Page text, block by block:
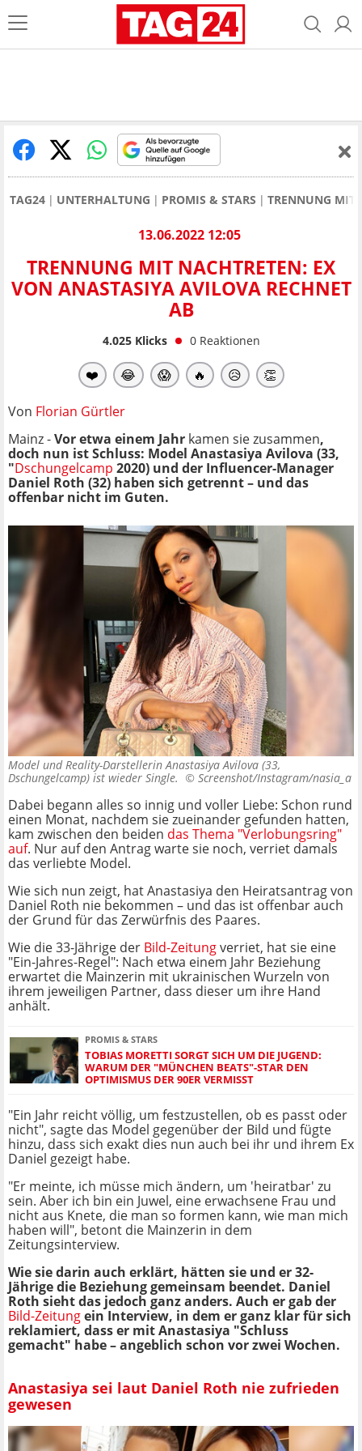
TAG24 UNTERHALTUNG PROMIS & STARS TRENNUNG MIT
13.06.2022 12:05
TRENNUNG MIT NACHTRETEN: EX
VON ANASTASIYA AVILOVA RECHNET
AB
4.025Klicks 0 Reaktionen
❤️ 😂 😱 🔥 😥 👏
Von Florian Gürtler
Mainz -Vor etwa einem Jahr kamen sie zusammen,
doch nun ist Schluss: Model Anastasiya Avilova (33,
"Dschungelcamp 2020) und der Influencer-Manager
Daniel Roth (32) haben sich getrennt – und das
offenbar nicht im Guten.
Model und Reality-Darstellerin Anastasiya Avilova (33,
Dschungelcamp) ist wieder Single. © Screenshot/Instagram/nasia_a
Dabei begann alles so innig und voller Liebe: Schon rund
einen Monat, nachdem sie zueinander gefunden hatten,
kam zwischen den beiden das Thema "Verlobungsring"
auf. Nur auf den Antrag warte sie noch, verriet damals
das verliebte Model.
Wie sich nun zeigt, hat Anastasiya den Heiratsantrag von
Daniel Roth nie bekommen – und das ist offenbar auch
der Grund für das Zerwürfnis des Paares.
Wie die 33-Jährige der Bild-Zeitungverriet, hat sie eine
"Ein-Jahres-Regel": Nach etwa einem Jahr Beziehung
erwartet die Mainzerin mit ukrainischen Wurzeln von
ihrem jeweiligen Partner, dass dieser um ihre Hand
anhält.
PROMIS & STARS
TOBIAS MORETTI SORGT SICH UM DIE JUGEND:
WARUM DER "MÜNCHEN BEATS"-STAR DEN
OPTIMISMUS DER 90ER VERMISST
"Ein Jahr reicht völlig, um festzustellen, ob es passt oder
nicht", sagte das Model gegenüber der Bild und fügte
hinzu, dass sich exakt dies nun auch bei ihr und ihrem Ex
Daniel gezeigt habe.
"Er meinte, ich müsse mich ändern, um 'heiratbar' zu
sein. Aber ich bin ein Juwel, eine erwachsene Frau und
nicht aus Knete, die man so formen kann, wie man mich
haben will", betont die Mainzerin in dem
Zeitungsinterview.
Wie sie darin auch erklärt, hätten sie und er 32-
Jährige die Beziehung gemeinsam beendet. Daniel
Roth sieht das jedoch ganz anders. Auch er gab der
Bild-Zeitungein Interview, in dem er ganz klar für sich
reklamiert, dass er mit Anastasiya "Schluss
gemacht" habe – angeblich schon vor zwei Wochen.
Anastasiya sei laut Daniel Roth nie zufrieden
gewesen